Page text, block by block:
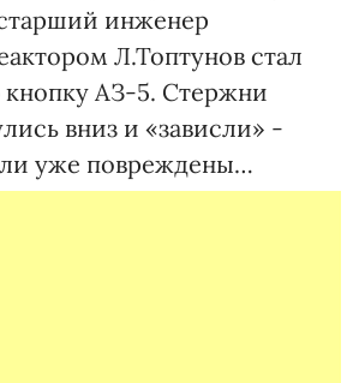
инженер
Л.Топтунов стал
кнопку АЗ-5. Стержни
вниз и «зависли» -
уже повреждены…